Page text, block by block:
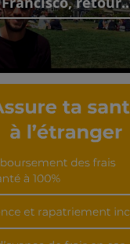
Découvrir cet interview